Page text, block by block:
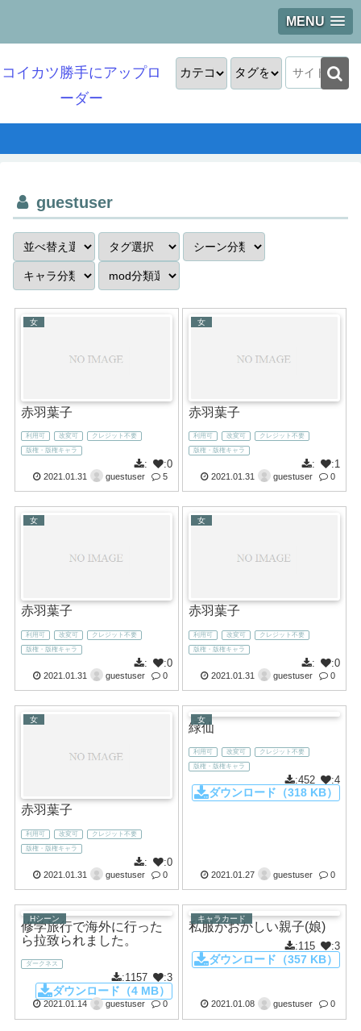
MENU
コイカツ勝手にアップロ
ーダー
guestuser
女
赤羽葉子
利用可 改変可
クレジット不要
版権・版権キャラ
: :0
2021.01.31 guestuser 5
女
赤羽葉子
利用可 改変可
クレジット不要
版権・版権キャラ
: :1
2021.01.31 guestuser 0
女
赤羽葉子
利用可 改変可
クレジット不要
版権・版権キャラ
: :0
2021.01.31 guestuser 0
女
赤羽葉子
利用可 改変可
クレジット不要
版権・版権キャラ
: :0
2021.01.31 guestuser 0
女
赤羽葉子
利用可 改変可
クレジット不要
版権・版権キャラ
: :0
2021.01.31 guestuser 0
女
緑仙
利用可 改変可
クレジット不要
版権・版権キャラ
:452 :4
2021.01.27 guestuser 0
ダウンロード（318 KB）
Hシーン
修学旅行で海外に行った
ら拉致られました。
ダークネス
:1157 :3
2021.01.14 guestuser 0
ダウンロード（4 MB）
キャラカード
私服がおかしい親子(娘)
:115 :3
2021.01.08 guestuser 0
ダウンロード（357 KB）